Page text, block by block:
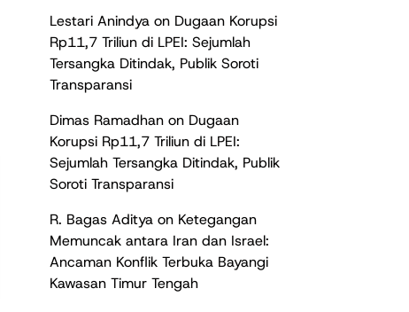
Lestari Anindya on Dugaan Korupsi
Rp11,7 Triliun di LPEI: Sejumlah
Tersangka Ditindak, Publik Soroti
Transparansi
Dimas Ramadhan on Dugaan
Korupsi Rp11,7 Triliun di LPEI:
Sejumlah Tersangka Ditindak, Publik
Soroti Transparansi
R. Bagas Aditya on Ketegangan
Memuncak antara Iran dan Israel:
Ancaman Konflik Terbuka Bayangi
Kawasan Timur Tengah